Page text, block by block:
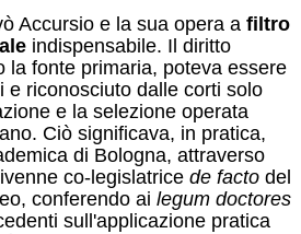
Accursio e la sua opera a filtro
indispensabile. Il diritto
la fonte primaria, poteva essere
e riconosciuto dalle corti solo
e la selezione operata
Ciò significava, in pratica,
di Bologna, attraverso
co-legislatrice de facto del
conferendo ai legum doctores
sull'applicazione pratica